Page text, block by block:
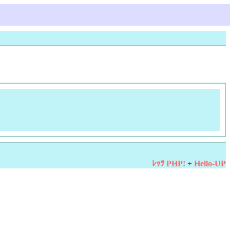
ﾚｯﾂ PHP! + Hello-UP